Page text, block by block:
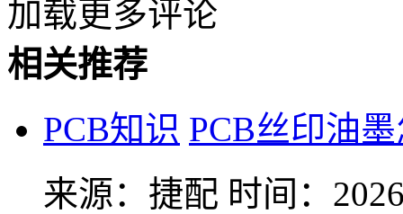
加载更多评论
相关推荐
PCB知识 PCB丝印油
来源：捷配 时间：